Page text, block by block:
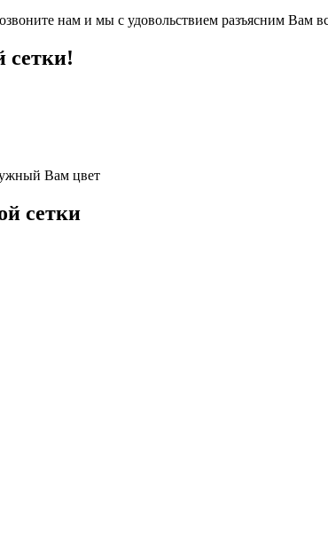
нам и мы с удовольствием разъясним Вам
сетки!
Вам цвет
сетки